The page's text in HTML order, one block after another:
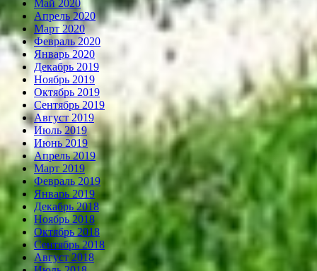
Май 2020
Апрель 2020
Март 2020
Февраль 2020
Январь 2020
Декабрь 2019
Ноябрь 2019
Октябрь 2019
Сентябрь 2019
Август 2019
Июль 2019
Июнь 2019
Апрель 2019
Март 2019
Февраль 2019
Январь 2019
Декабрь 2018
Ноябрь 2018
Октябрь 2018
Сентябрь 2018
Август 2018